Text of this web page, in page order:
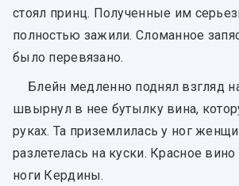
стоял принц. Полученные им
полностью зажили. Сломанное
было перевязано.
Блейн медленно поднял взгляд
швырнул в нее бутылку вина,
руках. Та приземлилась у ног
разлетелась на куски. Красное
ноги Кердины.